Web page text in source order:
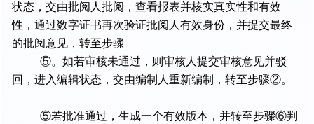
状态，交由批阅人批阅，查看报表并核实真实性和有效
性，通过数字证书再次验证批阅人有效身份，并提交最终
的批阅意见，转至步骤
⑤。如若审核未通过，则审核人提交审核意见并驳
回，进入编辑状态，交由编制人重新编制，转至步骤②。
⑤若批准通过，生成一个有效版本，并转至步骤⑥判